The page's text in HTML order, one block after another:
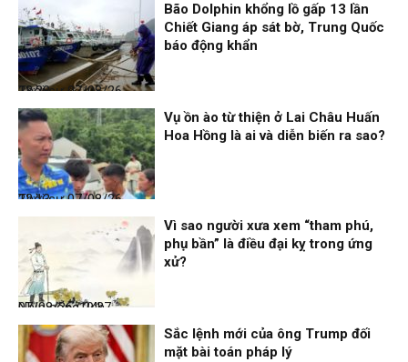
Thời sự
07/08/26, 23:28
Bão Dolphin khổng lồ gấp 13 lần
Chiết Giang áp sát bờ, Trung Quốc
báo động khẩn
Thời sự
07/08/26, 22:13
Vụ ồn ào từ thiện ở Lai Châu Huấn
Hoa Hồng là ai và diễn biến ra sao?
Nhịp sống 24h
07/08/26, 19:37
Vì sao người xưa xem “tham phú,
phụ bần” là điều đại kỵ trong ứng
xử?
Sắc lệnh mới của ông Trump đối
mặt bài toán pháp lý